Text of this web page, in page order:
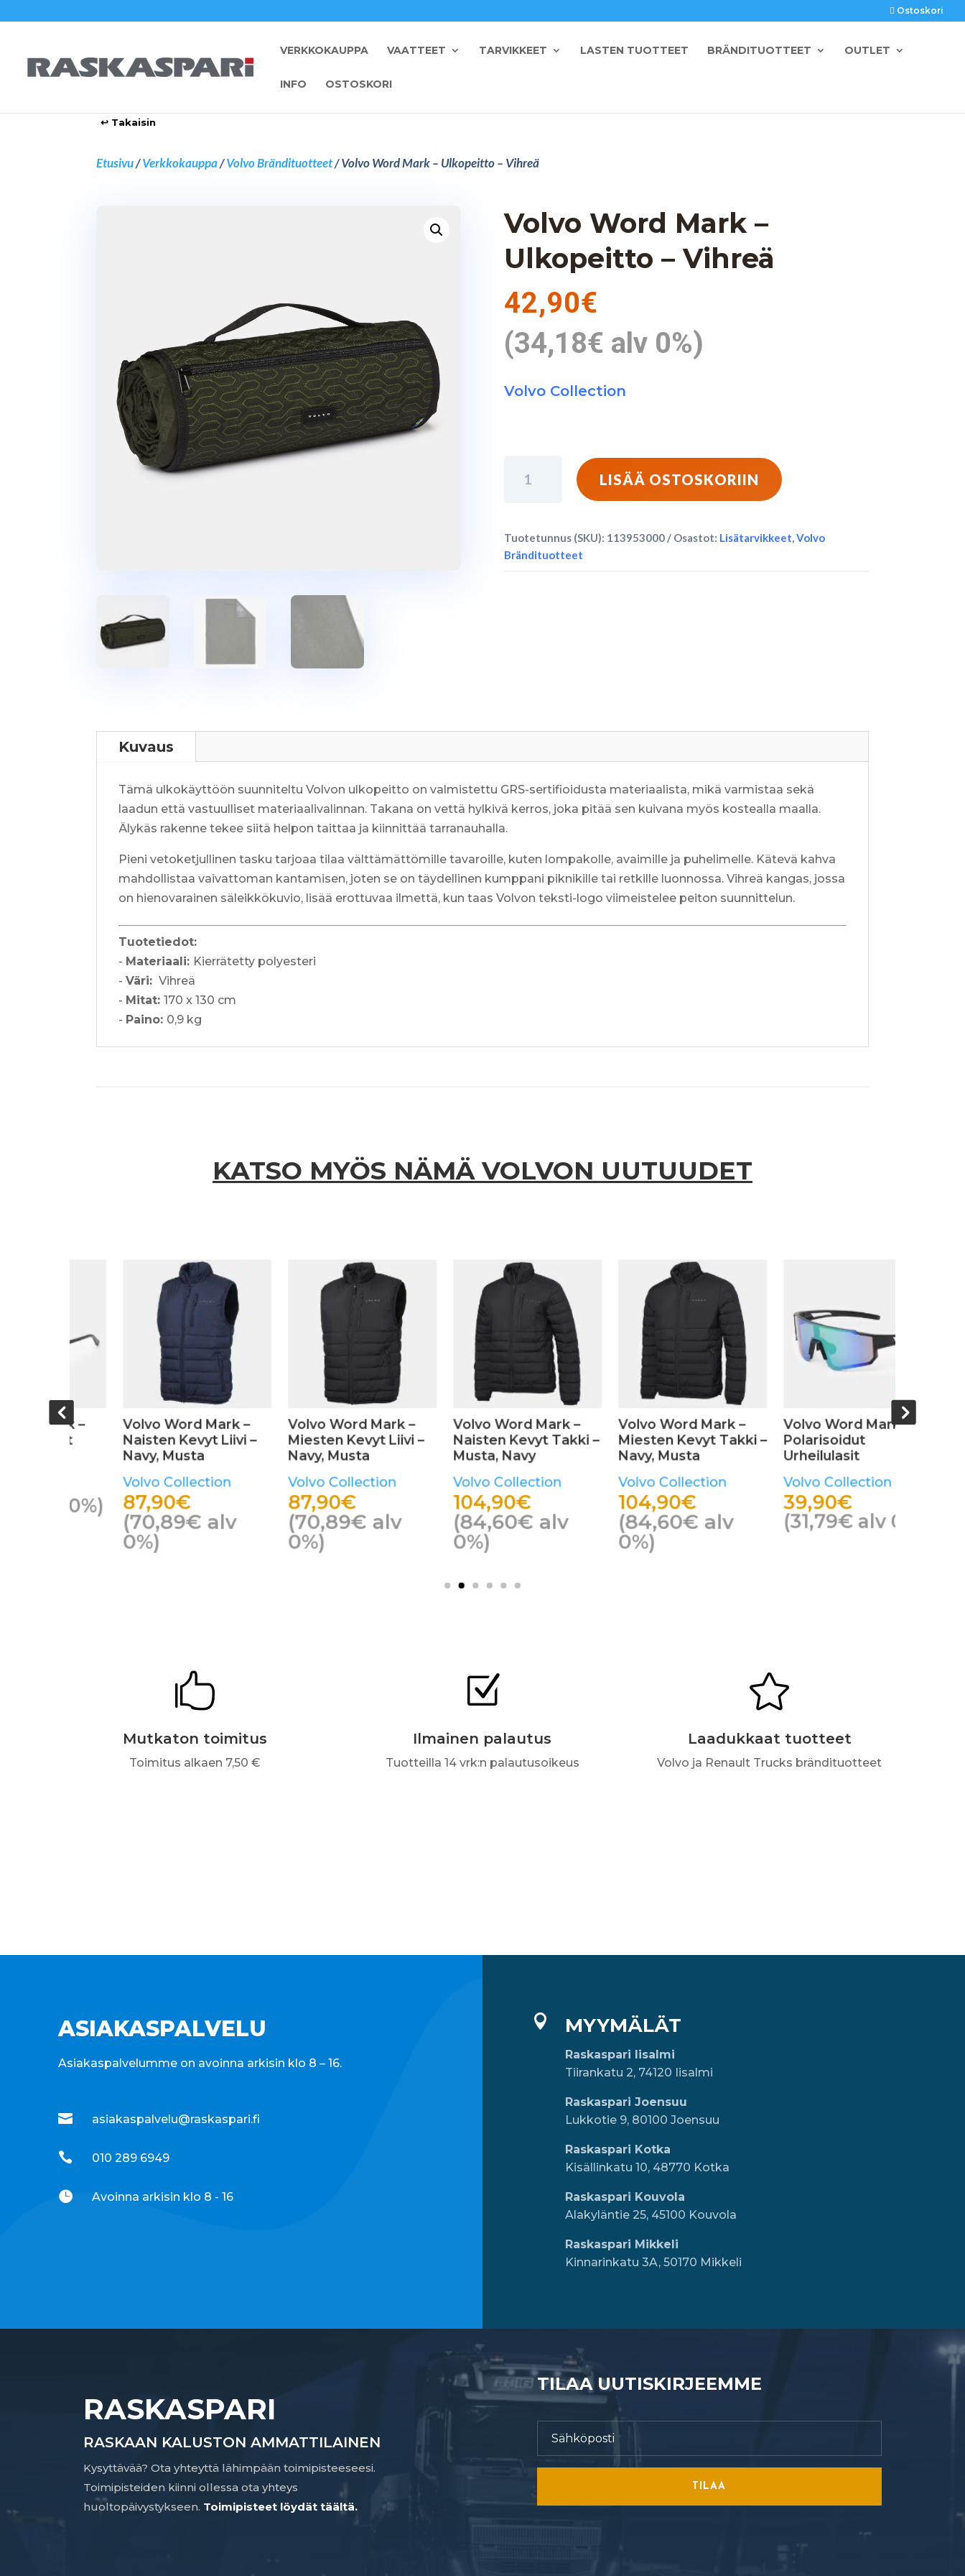
Ostoskori
VERKKOKAUPPA VAATTEET TARVIKKEET LASTEN TUOTTEET BRÄNDITUOTTEET OUTLET
INFO OSTOSKORI
Etusivu/Verkkokauppa/Volvo Brändituotteet/ Volvo Word Mark – Ulkopeitto – Vihreä
Volvo Word Mark –
Ulkopeitto – Vihreä
42,90€
(34,18€ alv 0%)
Volvo Collection
Word
Ulkopeitto
-
LISÄÄ OSTOSKORIIN
Tuotetunnus (SKU): 113953000 Osastot: Lisätarvikkeet,Volvo
Brändituotteet
Kuvaus
Tämä ulkokäyttöön suunniteltu Volvon ulkopeitto on valmistettu GRS-sertifioidusta materiaalista, mikä varmistaa sekä
laadun että vastuulliset materiaalivalinnan. Takana on vettä hylkivä kerros, joka pitää sen kuivana myös kostealla maalla.
Älykäs rakenne tekee siitä helpon taittaa ja kiinnittää tarranauhalla.
Pieni vetoketjullinen tasku tarjoaa tilaa välttämättömille tavaroille, kuten lompakolle, avaimille ja puhelimelle. Kätevä kahva
mahdollistaa vaivattoman kantamisen, joten se on täydellinen kumppani piknikille tai retkille luonnossa. Vihreä kangas, jossa
on hienovarainen säleikkökuvio, lisää erottuvaa ilmettä, kun taas Volvon teksti-logo viimeistelee peiton suunnittelun.
Tuotetiedot:
- Materiaali: Kierrätetty polyesteri
-Väri: Vihreä
- Mitat:170 x 130 cm
- Paino: 0,9 kg
KATSO MYÖS NÄMÄ VOLVON UUTUUDET
Volvo Word Mark –
Miesten Kevyt Liivi –
Navy, Musta
Volvo Collection
87,90€
70,89€alv
Volvo Word Mark –
Naisten Kevyt Takki –
Musta, Navy
Volvo Collection
104,90€
84,60€alv
Volvo Word Mark –
Miesten Kevyt Takki –
Navy, Musta
Volvo Collection
104,90€
84,60€alv
Volvo Word Mark –
Polarisoidut
Urheilulasit
Volvo Collection
39,90€
31,79€alv 0%)
Volvo Word Mark –
Nahkaranneke
15,50€
12,35€alv 0%)
Volvo

Mutkaton toimitus
Toimitus alkaen 7,50 €
Z
Ilmainen palautus
Tuotteilla 14 vrk:n palautusoikeus

Laadukkaat tuotteet
Volvo ja Renault Trucks brändituotteet
ASIAKASPALVELU
Asiakaspalvelumme on avoinna arkisin klo 8 – 16.
 asiakaspalvelu@raskaspari.fi
 010 289 6949
 Avoinna arkisin klo 8 - 16
 MYYMÄLÄT
Raskaspari Iisalmi
Tiirankatu 2, 74120 Iisalmi
Raskaspari Joensuu
Lukkotie 9, 80100 Joensuu
Raskaspari Kotka
Kisällinkatu 10, 48770 Kotka
Raskaspari Kouvola
Alakyläntie 25, 45100 Kouvola
Raskaspari Mikkeli
Kinnarinkatu 3A, 50170 Mikkeli
RASKASPARI
RASKAAN KALUSTON AMMATTILAINEN
Kysyttävää? Ota yhteyttä lähimpään toimipisteeseesi.
Toimipisteiden kiinni ollessa ota yhteys
huoltopäivystykseen. Toimipisteet löydät täältä.
TILAA UUTISKIRJEEMME
TILAA